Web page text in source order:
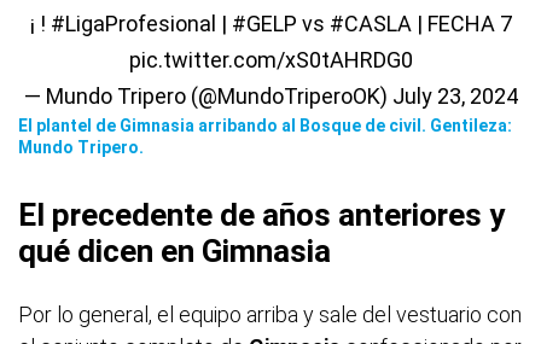
¡ ! #LigaProfesional | #GELP vs #CASLA | FECHA 7
pic.twitter.com/xS0tAHRDG0
— Mundo Tripero (@MundoTriperoOK) July 23, 2024
El plantel de Gimnasia arribando al Bosque de civil. Gentileza:
Mundo Tripero.
El precedente de años anteriores y
qué dicen en Gimnasia
Por lo general, el equipo arriba y sale del vestuario con